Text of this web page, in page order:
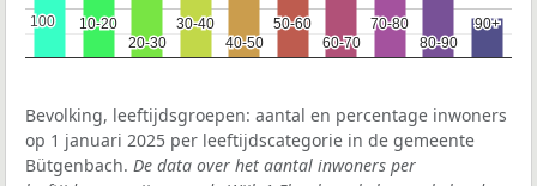
10-20
10-20
20-30
20-30
30-40
30-40
40-50
40-50
50-60
50-60
60-70
60-70
70-80
70-80
80-90
80-90
90+
90+
100
100
Bevolking, leeftijdsgroepen: aantal en percentage inwoners
op 1 januari 2025 per leeftijdscategorie in de gemeente
Bütgenbach. De data over het aantal inwoners per